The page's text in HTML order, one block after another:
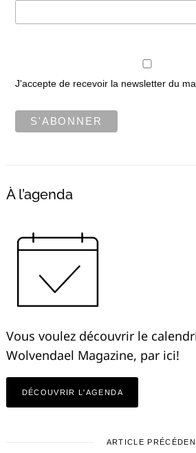
J'accepte de recevoir la newsletter du
À l’agenda
Vous voulez découvrir le
Wolvendael Magazine, par ici!
DÉCOUVRIR L'AGENDA
ARTICLE